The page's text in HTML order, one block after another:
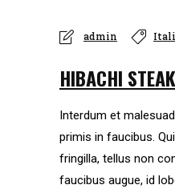
admin
HIBACHI STEAK
Interdum et
primis in faucibus.
fringilla, tellus non
faucibus augue, id